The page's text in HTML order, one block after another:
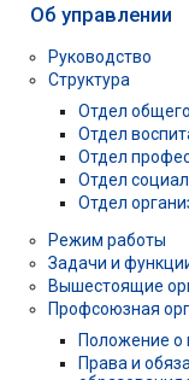
Об управлении
Руководство
Структура
Отдел
Отдел
Отдел
Отдел
Отдел
Режим работы
Задачи и
Вышестоящие
Профсоюзная
Положение о
Права и